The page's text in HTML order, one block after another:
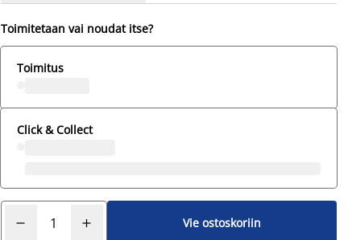
Toimitetaan vai noudat itse?
Toimitus
Click & Collect
Vie ostoskoriin